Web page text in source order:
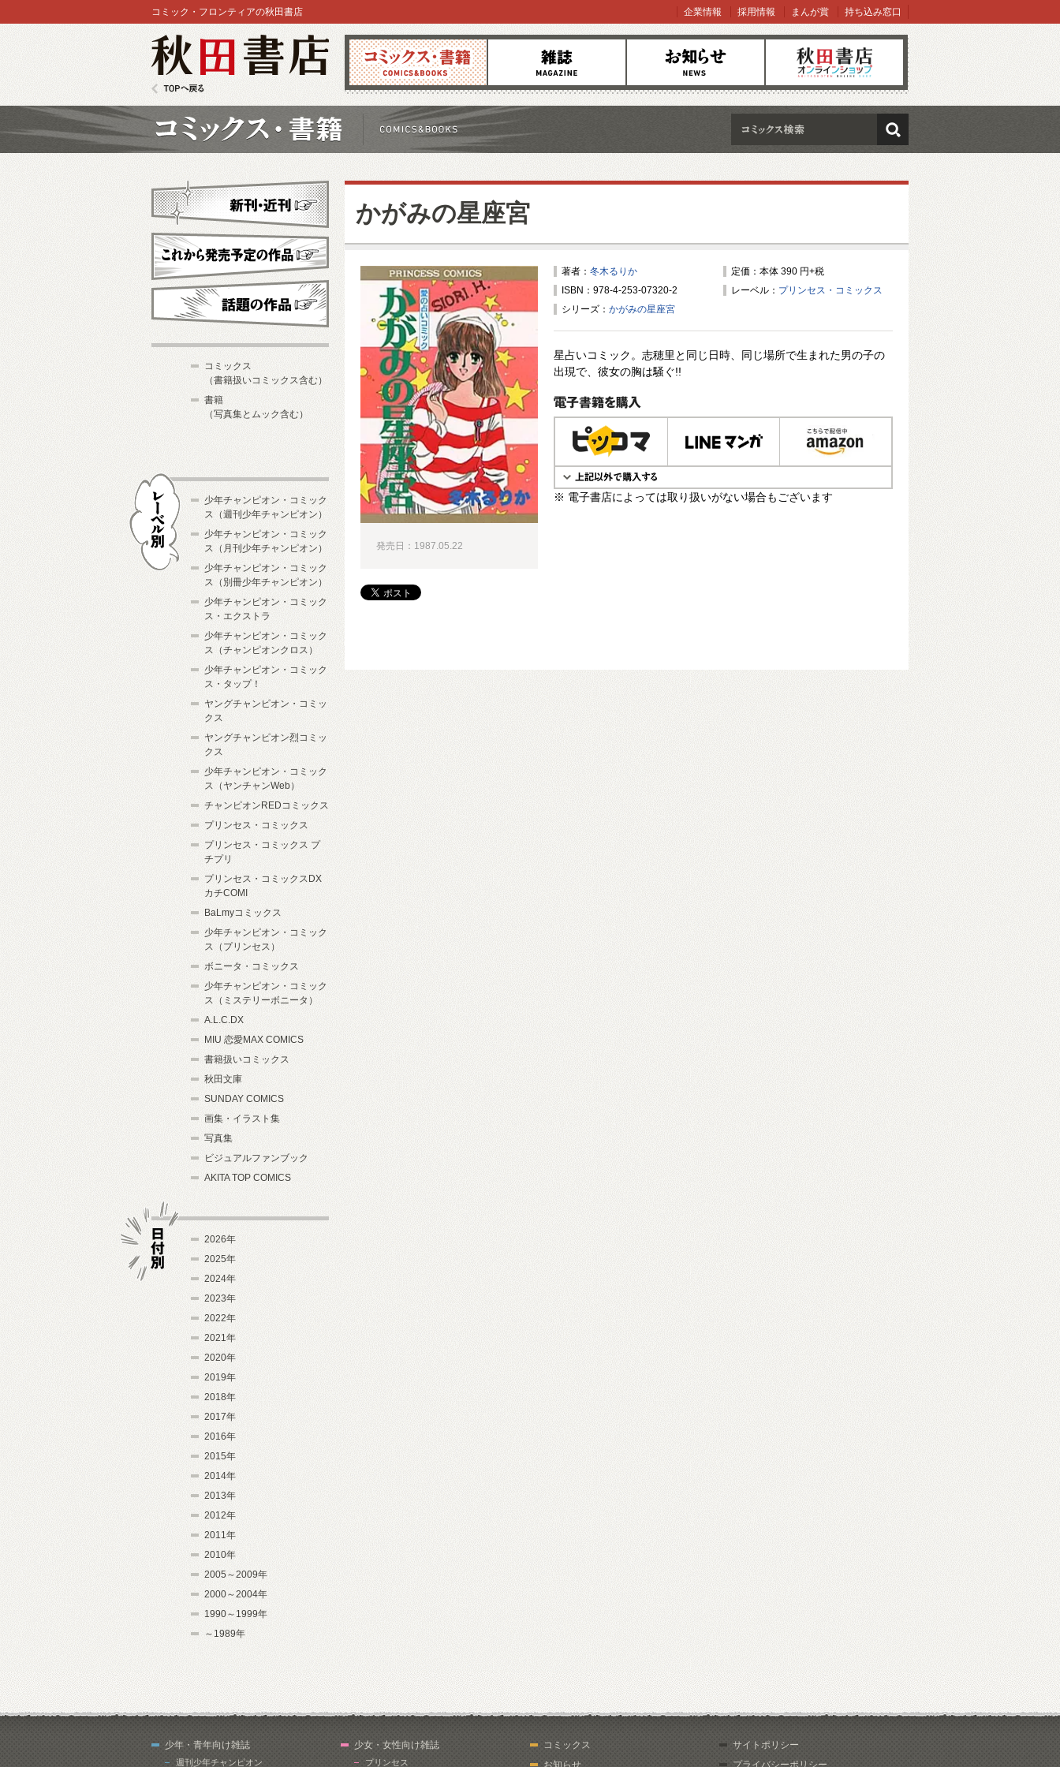
コミックス 雑誌 お知らせ オンラインショップ
コミック・フロンティアの秋田書店 企業情報 採用情報 まんが賞 持ち込み窓口
検索
かがみの星座宮
著者： 冬木るりか
定価：本体 390 円+税
ISBN：978-4-253-07320-2
レーベル： プリンセス・コミックス
シリーズ： かがみの星座宮
星占いコミック。志穂里と同じ日時、同じ場所で生まれた男の子の
出現で、彼女の胸は騒ぐ!!
電子書籍で購入
※ 電子書店によっては取り扱いがない場合もございます
発売日：1987.05.22
新刊・近刊
これから発売予定
コミックス
（書籍扱いコミックス含む）
書籍
（写真集とムック含む）
少年チャンピオン・コミック
ス（週刊少年チャンピオン）
少年チャンピオン・コミック
ス（月刊少年チャンピオン）
少年チャンピオン・コミック
ス（別冊少年チャンピオン）
少年チャンピオン・コミック
ス・エクストラ
少年チャンピオン・コミック
ス（チャンピオンクロス）
少年チャンピオン・コミック
ス・タップ！
ヤングチャンピオン・コミッ
クス
ヤングチャンピオン烈コミッ
クス
少年チャンピオン・コミック
ス（ヤンチャンWeb）
チャンピオンREDコミックス
プリンセス・コミックス
プリンセス・コミックス プ
チプリ
プリンセス・コミックスDX
カチCOMI
BaLmyコミックス
少年チャンピオン・コミック
ス（プリンセス）
ボニータ・コミックス
少年チャンピオン・コミック
ス（ミステリーボニータ）
A.L.C.DX
MIU 恋愛MAX COMICS
書籍扱いコミックス
秋田文庫
SUNDAY COMICS
画集・イラスト集
写真集
ビジュアルファンブック
AKITA TOP COMICS
2026年
2025年
2024年
2023年
2022年
2021年
2020年
2019年
2018年
2017年
2016年
2015年
2014年
2013年
2012年
2011年
2010年
2005～2009年
2000～2004年
1990～1999年
～1989年
少年・青年向け雑誌
週刊少年チャンピオン
少女・女性向け雑誌
プリンセス
コミックス
お知らせ
サイトポリシー
プライバシーポリシー